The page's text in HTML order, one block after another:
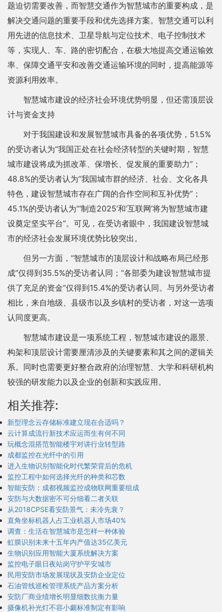
题迫切需要改善，而智慧交通作为智慧城市的重要构成，是
解决交通问题的重要手段和优先选择方案。智慧交通可以利
用先进的信息技术、卫星导航与定位技术、电子控制技术
等，实现人、车、路的密切配合，在极大地提高交通运输效
率、保障交通平安和改善交通运输环境的同时，提高能源等
资源利用效率。
智慧城市建设的经济社会环境优势明显，但还需顶层设
计与资金支持
对于我国建设和发展智慧城市具备的各项优势，51.5%
的受访者认为“我国正处在社会经济转型的关键时期，智慧
城市建设将成为抓改革、保增长、促发展的重要助力”；
48.8%的受访者认为“我国城市群的经济、社会、文化各具
特色，建设智慧城市存在广阔的合作空间和互补优势”；
45.1%的受访者认为“‘制造2025’和‘互联网’将为智慧城市建
设奠定坚实平台”。可见，在受访者眼中，我国建设智慧城
市的经济社会发展环境优势比较突出。
但另一方面，“智慧城市的顶层设计和战略布局已经形
成”仅得到35.5%的受访者认同；“各部委为建设智慧城市提
供了充足的资金”仅得到15.4%的受访者认同。与另外受访者
相比，来自地级、县级市以及乡镇村的受访者，对这一选项
认同度更高。
智慧城市建设是一项系统工程，智慧城市建设的愿景、
构架和顶层设计需要厘清涉及的关键要素和其之间的逻辑关
系。同时也需要更好整合政府的治理智慧、大学和科研机构
较强的研发能力以及企业的创新和实践应用。
相关推荐:
新型理念云存储标准建立现在合适吗？
云计算成流行新技术应运而生有何不同
玩概念混搭范智能楼宇对讲行业转型路
成都监控在光纤中的引用
进入生物识别智能化时代繁荣背后的危机
监控工程中如何选择光纤的种类和芯数
智能安防：成都视频监控成物联网重要组成
安防与大数据密不可分细看二者关联
从2018CPSE看安防景气：未冷先衰？
直角坐标机器人占工业机器人市场40%
调查：生活在智慧城市是怎样一种体验
虹膜识别未来十五年内产值达35亿美元
生物识别应用智能大厦系统解决方案
监控电子眼日夜站岗守护平安城市
民用安防市场发展现状及安防企业定位
石油管线巡检管理系统产品方案分析
安防厂商业绩增长明显细数抗衡力量
摄像机补光灯不容小觑标准制定有影响